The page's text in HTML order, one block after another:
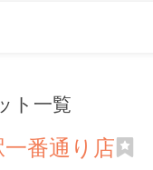
ト一覧
番通り店